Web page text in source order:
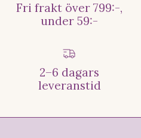
Fri frakt över 799:-,
under 59:-
2–6 dagars
leveranstid